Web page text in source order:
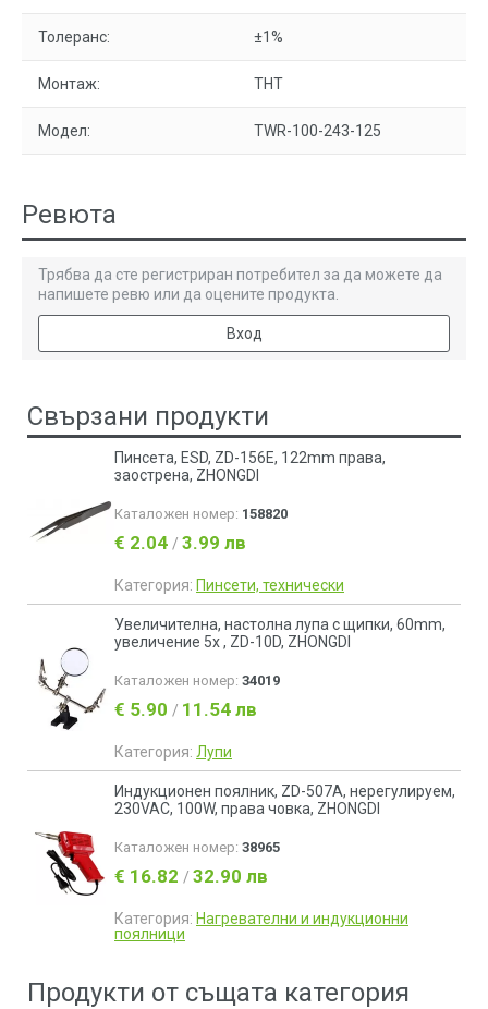
Толеранс: ±1%
Монтаж: THT
Модел: ТWR-100-243-125
Ревюта
Трябва да сте регистриран потребител за да можете да
напишете ревю или да оцените продукта.
Вход
Свързани продукти
Пинсета, ESD, ZD-156E, 122mm права,
заострена, ZHONGDI
Каталожен номер: 158820
€ 2.04 / 3.99 лв
Категория: Пинсети, технически
Увеличителна, настолна лупа с щипки, 60mm,
увеличение 5х , ZD-10D, ZHONGDI
Каталожен номер: 34019
€ 5.90 / 11.54 лв
Категория: Лупи
Индукционен поялник, ZD-507A, нерегулируем,
230VAC, 100W, права човка, ZHONGDI
Каталожен номер: 38965
€ 16.82 / 32.90 лв
Категория: Нагревателни и индукционни
поялници
Продукти от същата категория